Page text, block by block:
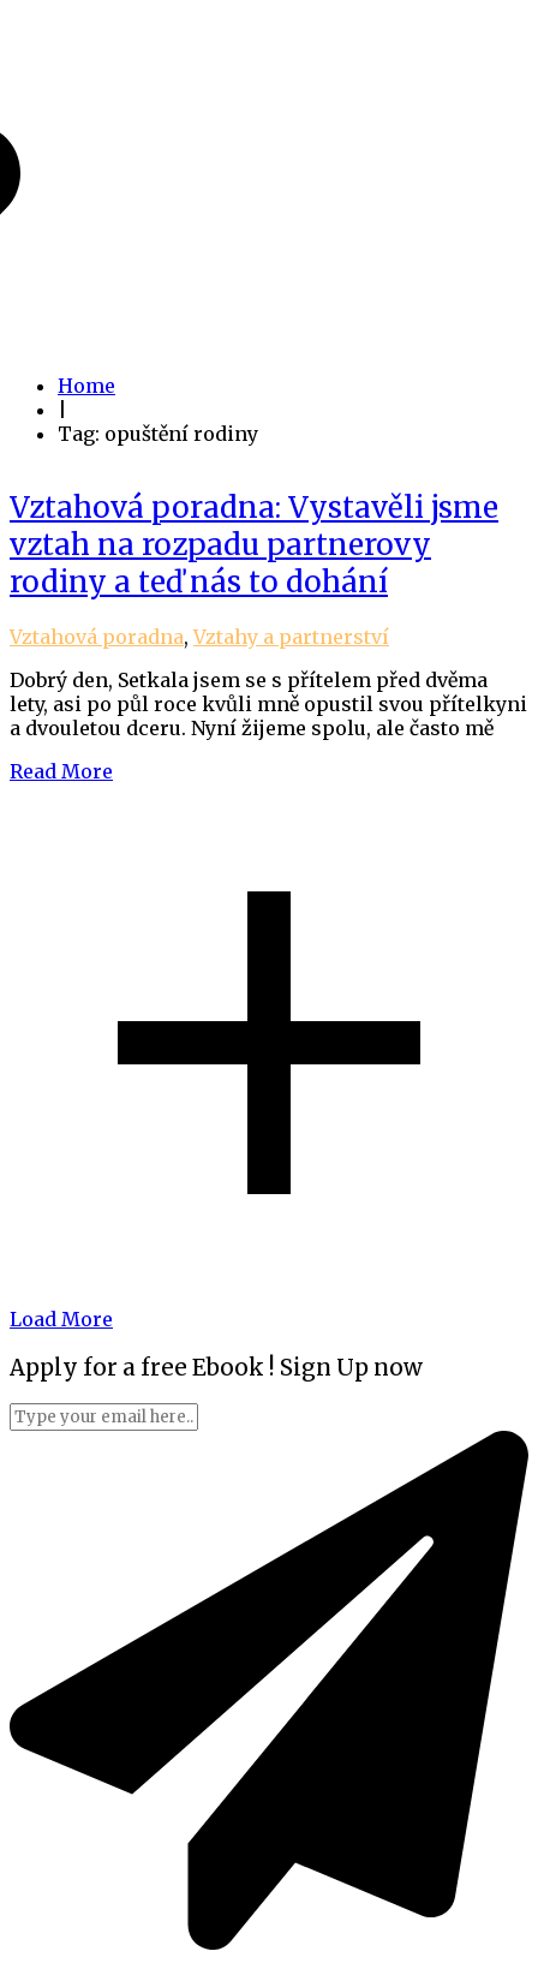
Home
Tag: opuštění rodiny
Vztahová poradna: Vystavěli jsme
vztah na rozpadu partnerovy
rodiny a teď nás to dohání
Vztahová poradna,Vztahy a partnerství
Dobrý den, Setkala jsem se s přítelem před dvěma
lety, asi po půl roce kvůli mně opustil svou přítelkyni
a dvouletou dceru. Nyní žijeme spolu, ale často mě
Read More
Load More
Apply for a free Ebook ! Sign Up now